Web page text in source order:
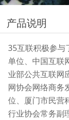
产品说明
35互联积极参与
单位、中国互联
业部公共互联网
网协会网络商务
位、厦门市民营
行业协会常务副